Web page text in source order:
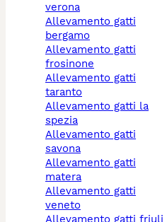
verona
allevamento gatti
bergamo
allevamento gatti
frosinone
allevamento gatti
taranto
allevamento gatti la
spezia
allevamento gatti
savona
allevamento gatti
matera
allevamento gatti
veneto
allevamento gatti friuli